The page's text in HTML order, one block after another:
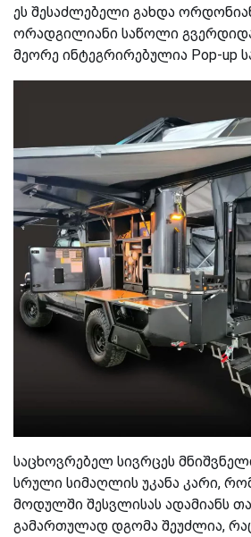
ეს შესაძლებელი გახდა
ორადგილიანი საწოლი
მეორე ინტეგრირებულია Pop-up
საცხოვრებელ სივრცეს
სრული სიმაღლის უკანა კარი,
მოდულში შესვლისას ადამიანს
გამართულად დგომა შეუძლია,